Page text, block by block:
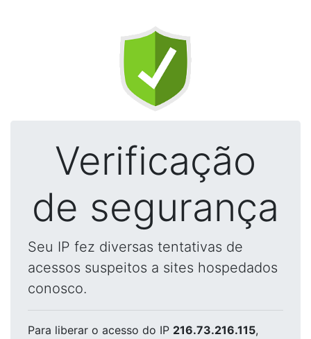
Verificação
de segurança
Seu IP fez diversas tentativas de
acessos suspeitos a sites hospedados
conosco.
Para liberar o acesso do IP 216.73.216.115,